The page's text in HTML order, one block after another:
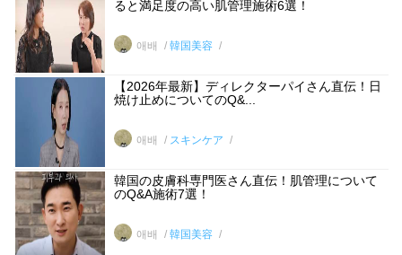
ると満足度の高い肌管理施術6選！
애배 韓国美容
【2026年最新】ディレクターパイさん直伝！日
焼け止めについてのQ&...
애배 スキンケア
韓国の皮膚科専門医さん直伝！肌管理について
のQ&A施術7選！
애배 韓国美容